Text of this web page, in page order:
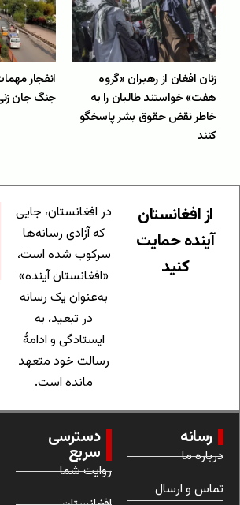
زنان افغان از رهبران «گروه
هفت» خواستند طالبان را به
‌خاطر نقض حقوق بشر پاسخگو
کنند
انفجار
جنگ جان
از افغانستان
آینده حمایت
کنید
در افغانستان، جایی
که آزادی رسانه‌ها
سرکوب شده است،
«افغانستان آینده»
به‌عنوان یک رسانه
در تبعید، به
ایستادگی و ادامهٔ
رسالت خود متعهد
مانده است.
رسانه
درباره ما
تماس و ارسال
دسترسی
سریع
روایت شما